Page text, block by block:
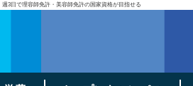
3日で理容師免許・美容師免許の国家資格が目指せる